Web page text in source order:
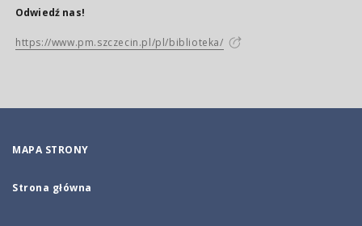
Odwiedź nas!
https://www.pm.szczecin.pl/pl/biblioteka/
MAPA STRONY
Strona główna